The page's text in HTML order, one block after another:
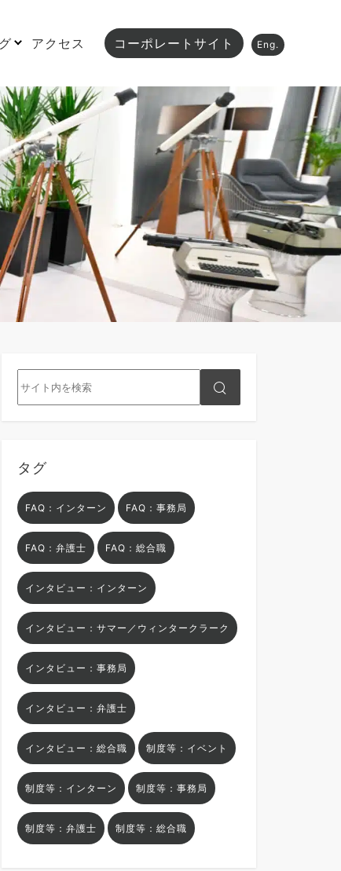
アクセス コーポレートサイト Eng.
タグ
FAQ：インターン FAQ：事務局
FAQ：弁護士 FAQ：総合職
インタビュー：インターン
インタビュー：サマー／ウィンタークラーク
インタビュー：事務局
インタビュー：弁護士
インタビュー：総合職 制度等：イベント
制度等：インターン 制度等：事務局
制度等：弁護士 制度等：総合職